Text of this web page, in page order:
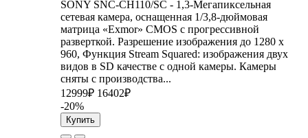
SONY SNC-CH110/SC - 1,3-Мегапиксельная
сетевая камера, оснащенная 1/3,8-дюймовая
матрица «Exmor» CMOS с прогрессивной
разверткой. Разрешение изображения до 1280 x
960, Функция Stream Squared: изображения двух
видов в SD качестве с одной камеры. Камеры
сняты с производства...
12999₽ 16402₽
-20%
Купить